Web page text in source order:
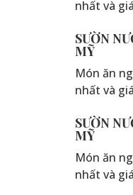
nhất và
SƯỜN
MỸ
Món ăn
nhất và
SƯỜN
MỸ
Món ăn
nhất và